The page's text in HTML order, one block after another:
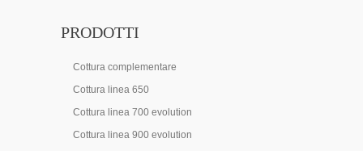
PRODOTTI
Cottura complementare
Cottura linea 650
Cottura linea 700 evolution
Cottura linea 900 evolution